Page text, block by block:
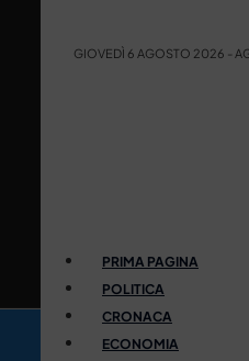
GIOVEDÌ 6 AGOSTO 2026 -
PRIMA PAGINA
POLITICA
CRONACA
ECONOMIA